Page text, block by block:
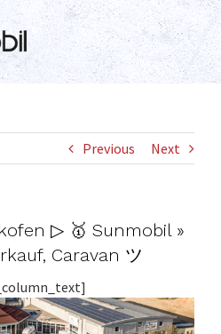
Previous Next
▷ 🥇 Sunmobil »
Caravan ツ